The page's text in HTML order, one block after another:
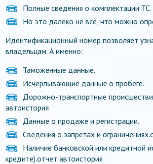
Полные сведения о комплектации ТС.
Но это далеко не все, что можно
Идентификационный номер позволяет
владельцам. А именно:
Таможенные данные.
Исчерпывающие данные о пробеге.
Дорожно-транспортные
автоистория
Данные о продаже и регистрации.
Сведения о запретах и
Наличие банковской или кредитной
кредите).отчет автоистория